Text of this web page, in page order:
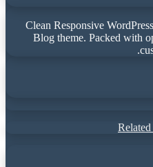
Clean Responsive
Blog theme. Packed with